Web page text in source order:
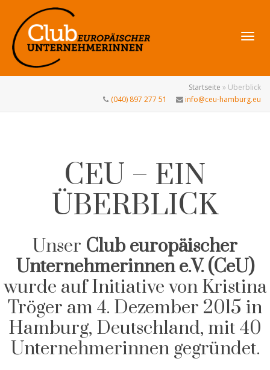
Startseite » Überblick
(040) 897 277 51
info@ceu-hamburg.eu
CEU – EIN
ÜBERBLICK
Unser Club europäischer
Unternehmerinnen e.V. (CeU)
wurde auf Initiative von Kristina
Tröger am 4. Dezember 2015 in
Hamburg, Deutschland, mit 40
Unternehmerinnen gegründet.